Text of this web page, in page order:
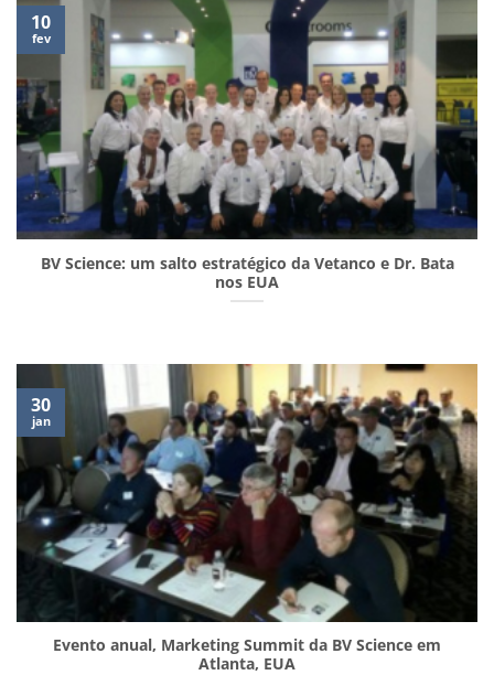
BV Science: um salto estratégico da Vetanco e Dr. Bata
nos EUA
10
fev
Evento anual, Marketing Summit da BV Science em
Atlanta, EUA
30
jan